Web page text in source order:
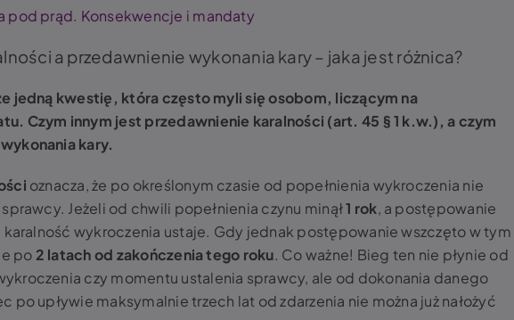
pod prąd. Konsekwencje i mandaty
a przedawnienie wykonania kary – jaka jest różnica?
jedną kwestię, która często myli się osobom, liczącym na
Czym innym jest przedawnienie karalności (art. 45 § 1 k.w.), a czym
kary.
oznacza, że po określonym czasie od popełnienia wykroczenia nie
Jeżeli od chwili popełnienia czynu minął1 rok, a postępowanie
karalność wykroczenia ustaje. Gdy jednak postępowanie wszczęto w tym
po 2 latach od zakończenia tego roku. Co ważne! Bieg ten nie płynie od
czy momentu ustalenia sprawcy, ale od dokonania danego
po upływie maksymalnie trzech lat od zdarzenia nie można już nałożyć